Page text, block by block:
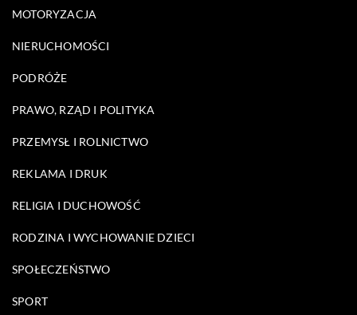
MOTORYZACJA
NIERUCHOMOŚCI
PODRÓŻE
PRAWO, RZĄD I POLITYKA
PRZEMYSŁ I ROLNICTWO
REKLAMA I DRUK
RELIGIA I DUCHOWOŚĆ
RODZINA I WYCHOWANIE DZIECI
SPOŁECZEŃSTWO
SPORT